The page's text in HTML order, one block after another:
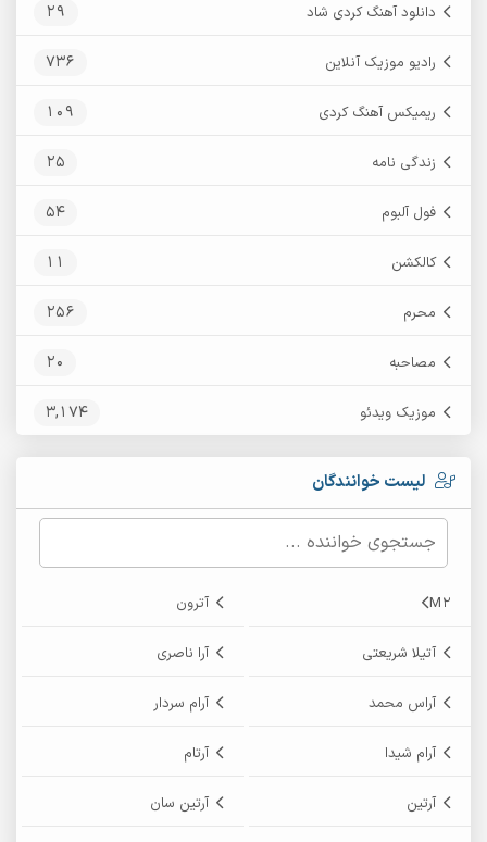
دانلود آهنگ کردی شاد 29
رادیو موزیک آنلاین 736
ریمیکس آهنگ کردی 109
زندگی نامه 25
فول آلبوم 54
کالکشن 11
محرم 256
مصاحبه 20
موزیک ویدئو 3,174
لیست خوانندگان
M2 آترون
آتیلا شریعتی آرا ناصری
آراس محمد آرام سردار
آرام شیدا آرتام
آرتین آرتین سان